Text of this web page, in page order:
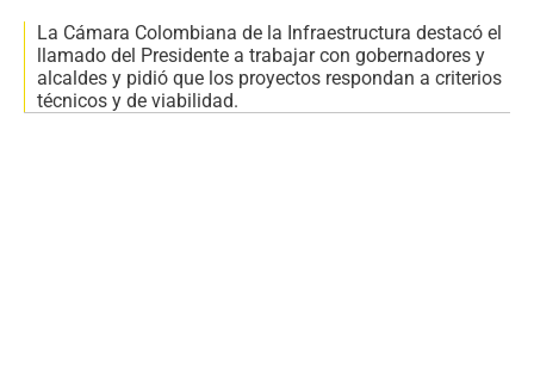
La Cámara Colombiana de la Infraestructura destacó el
llamado del Presidente a trabajar con gobernadores y
alcaldes y pidió que los proyectos respondan a criterios
técnicos y de viabilidad.